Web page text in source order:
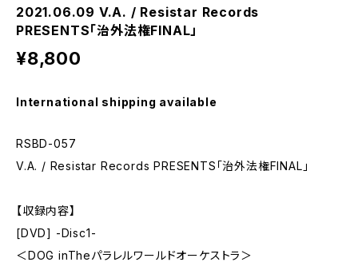
2021.06.09 V.A. / Resistar Records
PRESENTS「治外法権FINAL」
¥8,800
International shipping available
RSBD-057
V.A. / Resistar Records PRESENTS「治外法権FINAL」
【収録内容】
[DVD] -Disc1-
＜DOG inTheパラレルワールドオーケストラ＞